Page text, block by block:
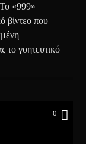
«999»
βίντεο που
το γοητευτικό
0